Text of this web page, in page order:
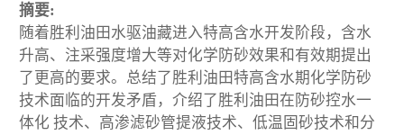
摘要:
随着胜利油田水驱油藏进入特高含水开发阶段，含水
升高、注采强度增大等对化学防砂效果和有效期提出
了更高的要求。总结了胜利油田特高含水期化学防砂
技术面临的开发矛盾，介绍了胜利油田在防砂控水一
体化 技术、高渗滤砂管提液技术、低温固砂技术和分